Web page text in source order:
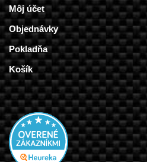
Môj účet
Objednávky
Pokladňa
Košík